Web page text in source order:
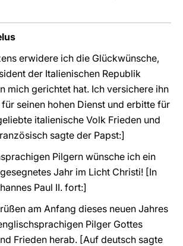
erwidere ich die Glückwünsche,
der Italienischen Republik
mich gerichtet hat. Ich versichere ihn
seinen hohen Dienst und erbitte für
italienische Volk Frieden und
sagte der Papst:]
Pilgern wünsche ich ein
Jahr im Licht Christi! [In
Paul II. fort:]
am Anfang dieses neuen Jahres
Pilger Gottes
Frieden herab. [Auf deutsch sagte